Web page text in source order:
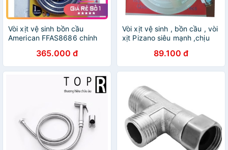
Vòi xịt vệ sinh bồn cầu
American FFAS8686 chính
365.000 đ
Vòi xịt vệ sinh , bồn cầu , vòi
xịt Pizano siêu mạnh ,chịu
89.100 đ